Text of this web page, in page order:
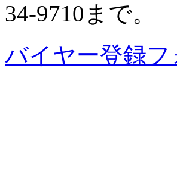
34-9710まで。
バイヤー登録フ